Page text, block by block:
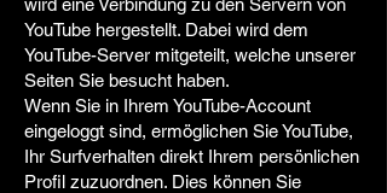
wird eine Verbindung zu den Servern von
YouTube hergestellt. Dabei wird dem
YouTube-Server mitgeteilt, welche unserer
Seiten Sie besucht haben.
Wenn Sie in Ihrem YouTube-Account
eingeloggt sind, ermöglichen Sie YouTube,
Ihr Surfverhalten direkt Ihrem persönlichen
Profil zuzuordnen. Dies können Sie